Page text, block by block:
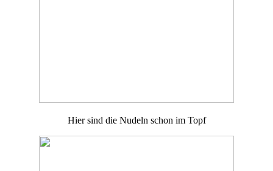
Hier sind die Nudeln schon im Topf